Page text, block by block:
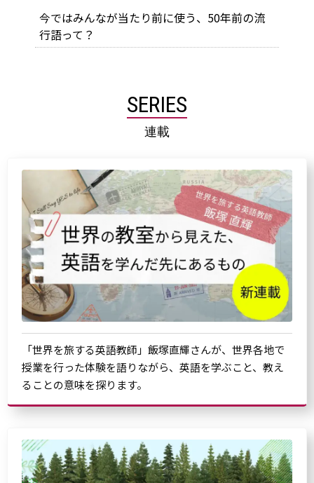
今ではみんなが当たり前に使う、50年前の流
行語って？
SERIES
連載
「世界を旅する英語教師」飯塚直輝さんが、世界各地で
授業を行った体験を語りながら、英語を学ぶこと、教え
ることの意味を探ります。